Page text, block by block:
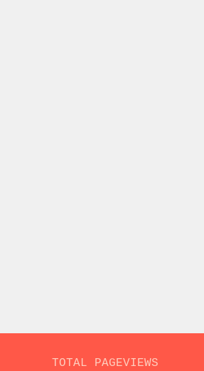
TOTAL PAGEVIEWS